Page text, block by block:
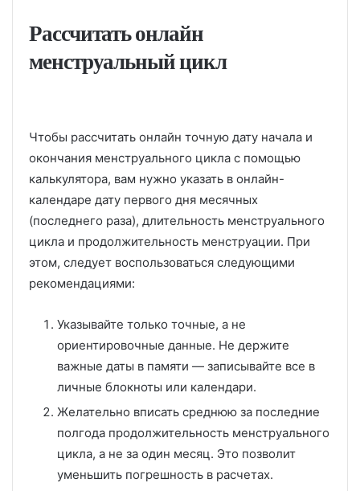
Рассчитать онлайн
менструальный цикл
Чтобы рассчитать онлайн точную дату начала и
окончания менструального цикла с помощью
калькулятора, вам нужно указать в онлайн-
календаре дату первого дня месячных
(последнего раза), длительность менструального
цикла и продолжительность менструации. При
этом, следует воспользоваться следующими
рекомендациями:
Указывайте только точные, а не
ориентировочные данные. Не держите
важные даты в памяти — записывайте все в
личные блокноты или календари.
Желательно вписать среднюю за последние
полгода продолжительность менструального
цикла, а не за один месяц. Это позволит
уменьшить погрешность в расчетах.